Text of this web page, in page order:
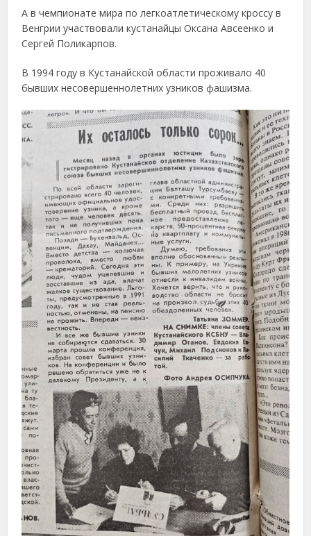
А в чемпионате мира по легкоатлетическому кроссу в
Венгрии участвовали кустанайцы Оксана Авсеенко и
Сергей Поликарпов.
В 1994 году в Кустанайской области проживало 40
бывших несовершеннолетних узников фашизма.